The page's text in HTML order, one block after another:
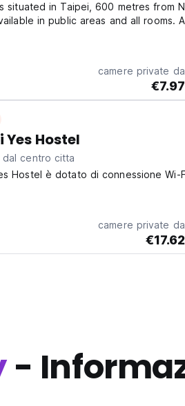
situated in Taipei, 600 metres from
in public areas and all rooms.
private rooms and bunk beds...
camere private da
€7.97
Yes Hostel
dal centro citta
Hostel è dotato di connessione Wi-
camere private da
€17.62
-